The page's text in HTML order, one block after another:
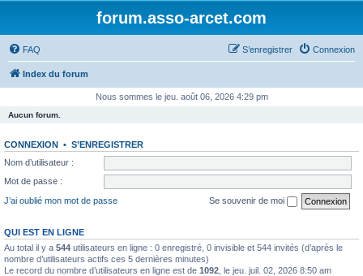
forum.asso-arcet.com
FAQ Connexion
S’enregistrer
Index du forum
Nous sommes le jeu. août 06, 2026 4:29 pm
Aucun forum.
CONNEXION • S’ENREGISTRER
Nom d’utilisateur :
Mot de passe :
J’ai oublié mon mot de passe
Se souvenir de moi
QUI EST EN LIGNE
Au total il y a 544 utilisateurs en ligne : 0 enregistré, 0 invisible et 544 invités (d’après le
nombre d’utilisateurs actifs ces 5 dernières minutes)
Le record du nombre d’utilisateurs en ligne est de 1092 , le jeu. juil. 02, 2026 8:50 am